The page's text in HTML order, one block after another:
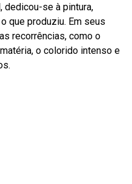
dedicou-se à pintura,
que produziu. Em seus
recorrências, como o
o colorido intenso e